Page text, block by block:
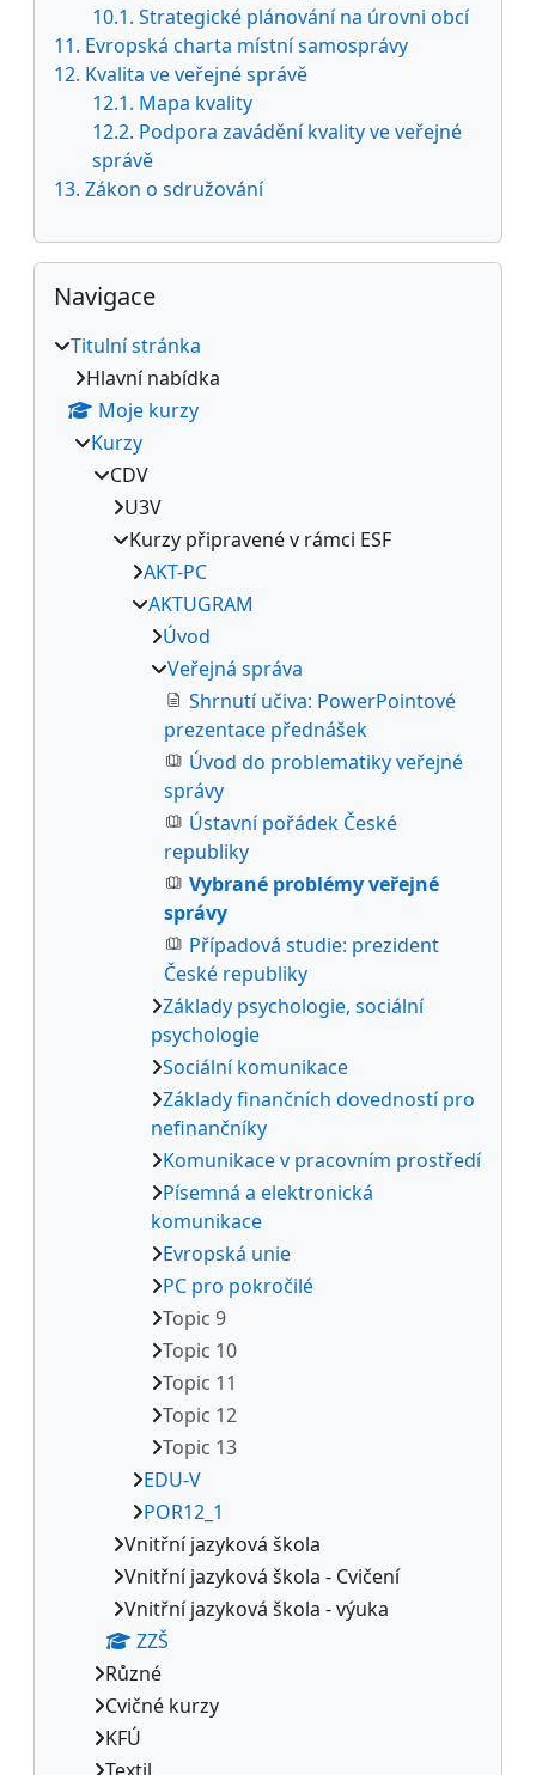
10.1. Strategické plánování na úrovni obcí
11. Evropská charta místní samosprávy
12. Kvalita ve veřejné správě
12.1. Mapa kvality
12.2. Podpora zavádění kvality ve veřejné
správě
13. Zákon o sdružování
Přeskočit: Navigace
Navigace
Titulní stránka
Hlavní nabídka
Moje kurzy
Kurzy
CDV
U3V
Kurzy připravené v rámci ESF
AKT-PC
AKTUGRAM
Úvod
Veřejná správa
Shrnutí učiva: PowerPointové
prezentace přednášek
Úvod do problematiky veřejné
správy
Ústavní pořádek České
republiky
Vybrané problémy veřejné
správy
Případová studie: prezident
České republiky
Základy psychologie, sociální
psychologie
Sociální komunikace
Základy finančních dovedností pro
nefinančníky
Komunikace v pracovním prostředí
Písemná a elektronická
komunikace
Evropská unie
PC pro pokročilé
Topic 9
Topic 10
Topic 11
Topic 12
Topic 13
EDU-V
POR12_1
Vnitřní jazyková škola
Vnitřní jazyková škola - Cvičení
Vnitřní jazyková škola - výuka
ZZŠ
Různé
Cvičné kurzy
KFÚ